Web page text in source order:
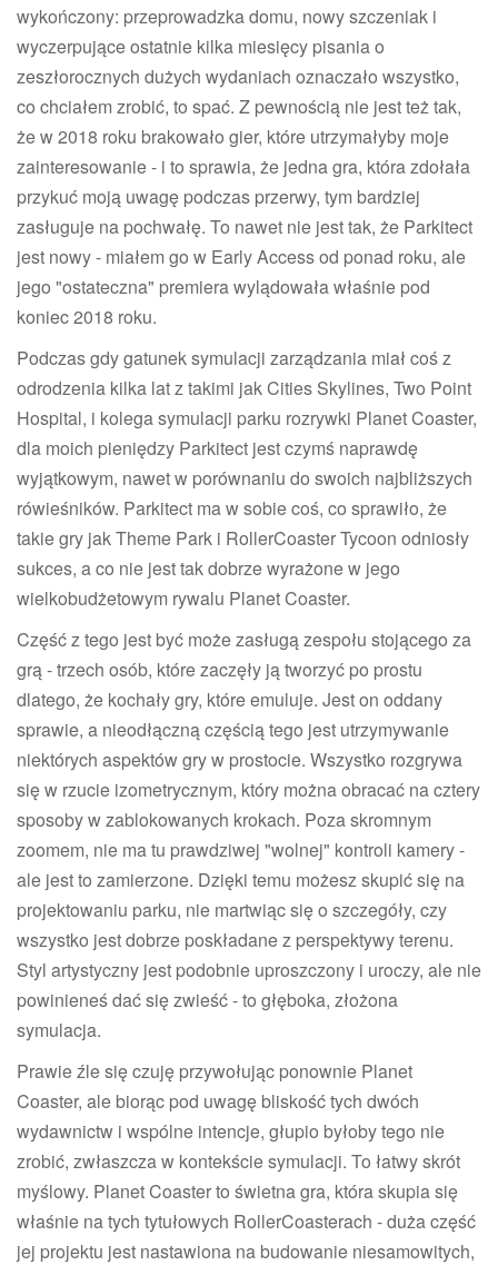
wykończony: przeprowadzka domu, nowy szczeniak i
wyczerpujące ostatnie kilka miesięcy pisania o
zeszłorocznych dużych wydaniach oznaczało wszystko,
co chciałem zrobić, to spać. Z pewnością nie jest też tak,
że w 2018 roku brakowało gier, które utrzymałyby moje
zainteresowanie - i to sprawia, że jedna gra, która zdołała
przykuć moją uwagę podczas przerwy, tym bardziej
zasługuje na pochwałę. To nawet nie jest tak, że Parkitect
jest nowy - miałem go w Early Access od ponad roku, ale
jego "ostateczna" premiera wylądowała właśnie pod
koniec 2018 roku.
Podczas gdy gatunek symulacji zarządzania miał coś z
odrodzenia kilka lat z takimi jak Cities Skylines, Two Point
Hospital, i kolega symulacji parku rozrywki Planet Coaster,
dla moich pieniędzy Parkitect jest czymś naprawdę
wyjątkowym, nawet w porównaniu do swoich najbliższych
rówieśników. Parkitect ma w sobie coś, co sprawiło, że
takie gry jak Theme Park i RollerCoaster Tycoon odniosły
sukces, a co nie jest tak dobrze wyrażone w jego
wielkobudżetowym rywalu Planet Coaster.
Część z tego jest być może zasługą zespołu stojącego za
grą - trzech osób, które zaczęły ją tworzyć po prostu
dlatego, że kochały gry, które emuluje. Jest on oddany
sprawie, a nieodłączną częścią tego jest utrzymywanie
niektórych aspektów gry w prostocie. Wszystko rozgrywa
się w rzucie izometrycznym, który można obracać na cztery
sposoby w zablokowanych krokach. Poza skromnym
zoomem, nie ma tu prawdziwej "wolnej" kontroli kamery -
ale jest to zamierzone. Dzięki temu możesz skupić się na
projektowaniu parku, nie martwiąc się o szczegóły, czy
wszystko jest dobrze poskładane z perspektywy terenu.
Styl artystyczny jest podobnie uproszczony i uroczy, ale nie
powinieneś dać się zwieść - to głęboka, złożona
symulacja.
Prawie źle się czuję przywołując ponownie Planet
Coaster, ale biorąc pod uwagę bliskość tych dwóch
wydawnictw i wspólne intencje, głupio byłoby tego nie
zrobić, zwłaszcza w kontekście symulacji. To łatwy skrót
myślowy. Planet Coaster to świetna gra, która skupia się
właśnie na tych tytułowych RollerCoasterach - duża część
jej projektu jest nastawiona na budowanie niesamowitych,